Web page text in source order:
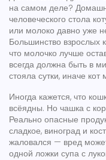
на самом деле?
человеческого стола
или молоко давно уже
Большинство взрослых
что молочко лучше
всегда должна быть в
стояла сутки, иначе кот
Иногда кажется, что
всёядны. Но чашка с
Реально опасные
сладкое, виноград и
жаловался — вред
одной ложки супа с